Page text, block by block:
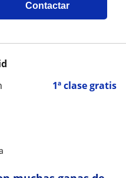
Contactar
1ª clase gratis